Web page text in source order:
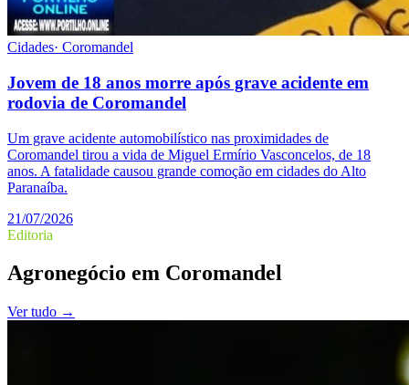
Cidades· Coromandel
Jovem de 18 anos morre após grave acidente em
rodovia de Coromandel
Um grave acidente automobilístico nas proximidades de
Coromandel tirou a vida de Miguel Ermírio Vasconcelos, de 18
anos. A fatalidade causou grande comoção em cidades do Alto
Paranaíba.
21/07/2026
Editoria
Agronegócio em Coromandel
Ver tudo →